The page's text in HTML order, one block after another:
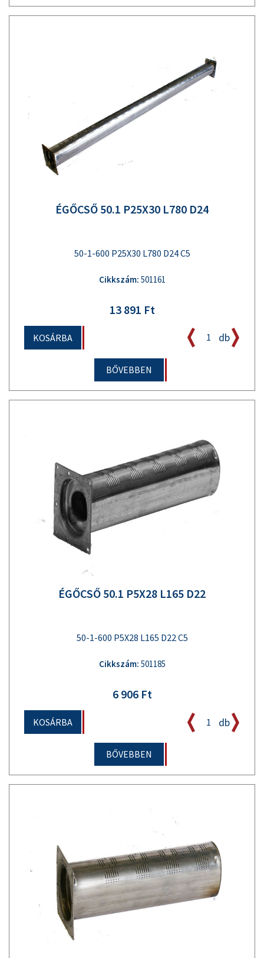
ÉGŐCSŐ 50.1 P25X30 L780 D24
50-1-600 P25X30 L780 D24 C5
Cikkszám: 501161
13 891 Ft
KOSÁRBA db
BŐVEBBEN
ÉGŐCSŐ 50.1 P5X28 L165 D22
50-1-600 P5X28 L165 D22 C5
Cikkszám: 501185
6 906 Ft
KOSÁRBA db
BŐVEBBEN